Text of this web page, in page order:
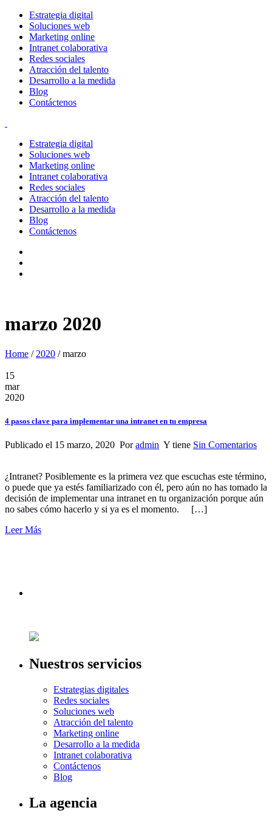
Estrategia digital
Soluciones web
Marketing online
Intranet colaborativa
Redes sociales
Atracción del talento
Desarrollo a la medida
Blog
Contáctenos
Estrategia digital
Soluciones web
Marketing online
Intranet colaborativa
Redes sociales
Atracción del talento
Desarrollo a la medida
Blog
Contáctenos
marzo 2020
Home / 2020 /marzo
15
mar
2020
4 pasos clave para implementar una intranet en tu empresa
Publicado el 15 marzo, 2020 Poradmin Y tiene Sin Comentarios
¿Intranet? Posiblemente es la primera vez que escuchas este término,
o puede que ya estés familiarizado con él, pero aún no has tomado la
decisión de implementar una intranet en tu organización porque aún
no sabes cómo hacerlo y si ya es el momento. […]
Leer Más
Nuestros servicios
Estrategias digitales
Redes sociales
Soluciones web
Atracción del talento
Marketing online
Desarrollo a la medida
Intranet colaborativa
Contáctenos
Blog
La agencia